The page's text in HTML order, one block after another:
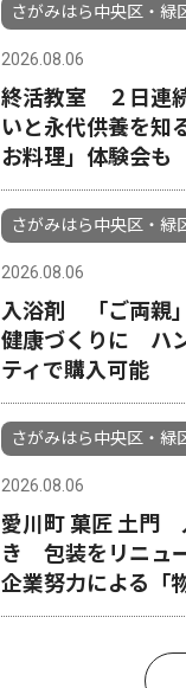
さがみはら中央区・緑
2026.08.06
終活教室 ２日連
いと永代供養を
お料理」体験会も
さがみはら中央区・緑
2026.08.06
入浴剤 「ご両親
健康づくりに ハ
ティで購入可能
さがみはら中央区・緑
2026.08.06
愛川町 菓匠 土門
き 包装をリニュ
企業努力による「